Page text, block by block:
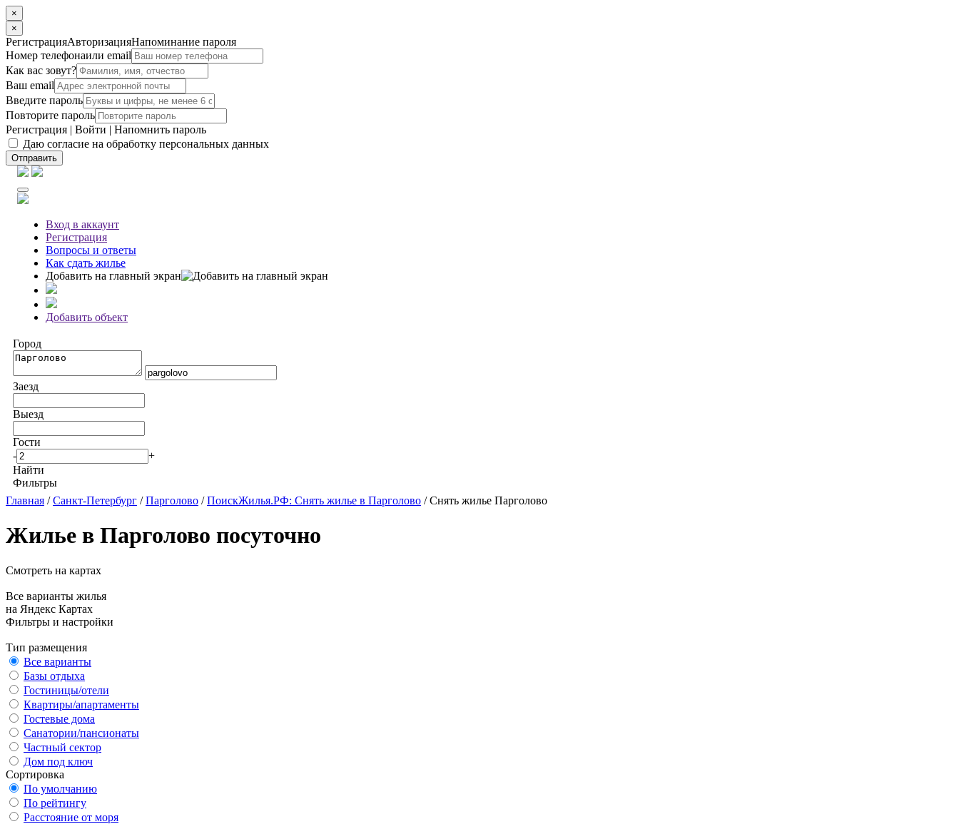
×
×
РегистрацияАвторизацияНапоминание пароля
Номер телефонаили email
Как вас зовут?
Ваш email
Введите пароль
Повторите пароль
Регистрация | Войти | Напомнить пароль
Даю согласие на обработку персональных данных
Отправить
Вход в аккаунт
Регистрация
Вопросы и ответы
Как сдать жилье
Добавить на главный экран
Добавить объект
Город
Заезд
Выезд
Гости
-
+
Найти
Фильтры
Главная /Санкт-Петербург /Парголово /ПоискЖилья.РФ: Снять жилье в Парголово / Снять жилье Парголово
Жилье в Парголово посуточно
Смотреть на картах
Все варианты жилья
на Яндекс Картах
Фильтры и настройки
Тип размещения
Все варианты
Базы отдыха
Гостиницы/отели
Квартиры/апартаменты
Гостевые дома
Санатории/пансионаты
Частный сектор
Дом под ключ
Сортировка
По умолчанию
По рейтингу
Расстояние от моря